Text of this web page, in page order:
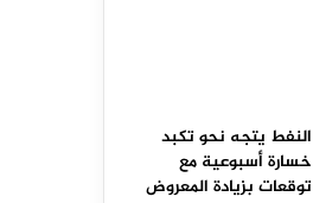
النفط يتجه نحو تكبد
خسارة أسبوعية مع
توقعات بزيادة المعروض